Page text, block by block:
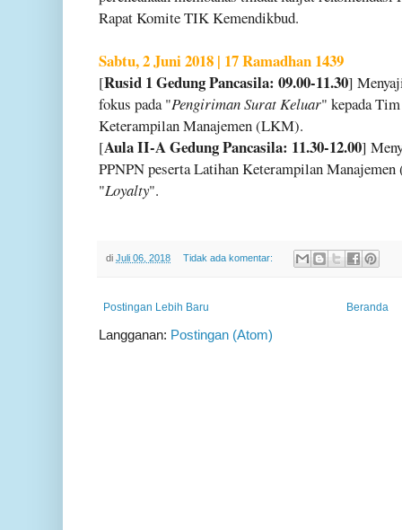
Rapat Komite TIK Kemendikbud.
Sabtu, 2 Juni 2018 | 17 Ramadhan 1439
[Rusid 1 Gedung Pancasila: 09.00-11.30]
fokus pada "Pengiriman Surat Keluar" kepada
Keterampilan Manajemen (LKM).
[Aula II-A Gedung Pancasila: 11.30-12.00]
PPNPN peserta Latihan Keterampilan
"Loyalty".
di Juli 06, 2018 Tidak ada komentar:
Postingan Lebih Baru Beranda
Langganan: Postingan (Atom)